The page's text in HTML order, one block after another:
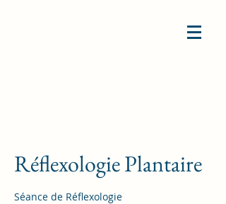
Réflexologie Plantaire
Séance de Réflexologie